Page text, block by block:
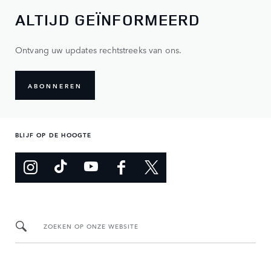
ALTIJD GEÏNFORMEERD
Ontvang uw updates rechtstreeks van ons.
ABONNEREN
BLIJF OP DE HOOGTE
ZOEKEN OP ONZE WEBSITE